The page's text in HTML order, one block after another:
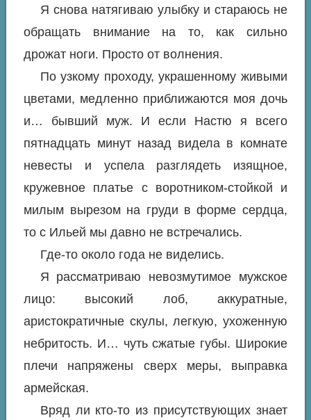
Я снова натягиваю улыбку и стараюсь не
обращать внимание на то, как сильно
дрожат ноги. Просто от волнения.
По узкому проходу, украшенному живыми
цветами, медленно приближаются моя дочь
и… бывший муж. И если Настю я всего
пятнадцать минут назад видела в комнате
невесты и успела разглядеть изящное,
кружевное платье с воротником-стойкой и
милым вырезом на груди в форме сердца,
то с Ильей мы давно не встречались.
Где-то около года не виделись.
Я рассматриваю невозмутимое мужское
лицо: высокий лоб, аккуратные,
аристократичные скулы, легкую, ухоженную
небритость. И… чуть сжатые губы. Широкие
плечи напряжены сверх меры, выправка
армейская.
Вряд ли кто-то из присутствующих знает